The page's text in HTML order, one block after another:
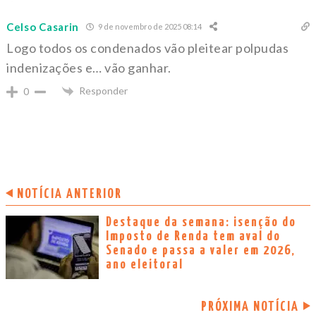
Celso Casarin 9 de novembro de 2025 08:14
Logo todos os condenados vão pleitear polpudas
indenizações e… vão ganhar.
0 Responder
NOTÍCIA ANTERIOR
Destaque da semana: isenção do
Imposto de Renda tem aval do
Senado e passa a valer em 2026,
ano eleitoral
PRÓXIMA NOTÍCIA